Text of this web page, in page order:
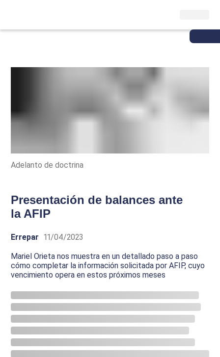
Adelanto de doctrina
Presentación de balances ante
la AFIP
Errepar 11/04/2023
Mariel Orieta nos muestra en un detallado paso a paso
cómo completar la información solicitada por AFIP, cuyo
vencimiento opera en estos próximos meses